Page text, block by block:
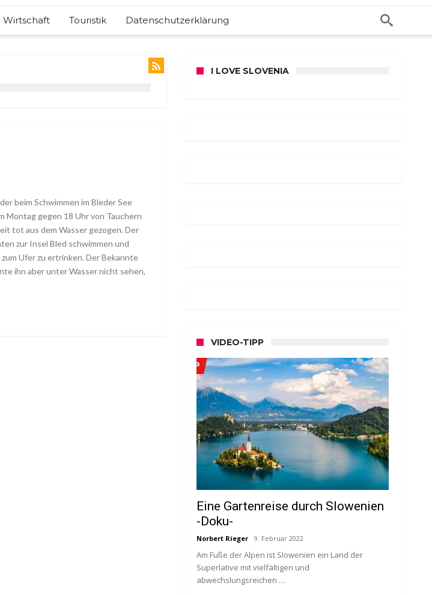
Wirtschaft Touristik Datenschutzerklärung
beim Schwimmen im Bleder See
Montag gegen 18 Uhr von Tauchern
tot aus dem Wasser gezogen. Der
zur Insel Bled schwimmen und
Ufer zu ertrinken. Der Bekannte
ihn aber unter Wasser nicht sehen,
I LOVE SLOVENIA
VIDEO-TIPP
Eine Gartenreise durch Slowenien
-Doku-
Norbert Rieger 9. Februar 2022
Am Fuße der Alpen ist Slowenien ein Land der
Superlative mit vielfältigen und
abwechslungsreichen …